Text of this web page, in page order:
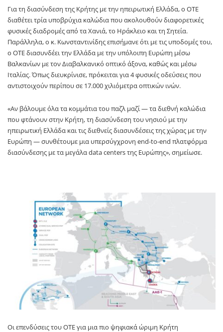
Για τη διασύνδεση της Κρήτης με την ηπειρωτική Ελλάδα, ο ΟΤΕ
διαθέτει τρία υποβρύχια καλώδια που ακολουθούν διαφορετικές
φυσικές διαδρομές από τα Χανιά, το Ηράκλειο και τη Σητεία.
Παράλληλα, ο κ. Κωνσταντινίδης επισήμανε ότι με τις υποδομές του,
ο ΟΤΕ διασυνδέει την Ελλάδα με την υπόλοιπη Ευρώπη μέσω
Βαλκανίων με τον Διαβαλκανικό οπτικό άξονα, καθώς και μέσω
Ιταλίας. Όπως διευκρίνισε, πρόκειται για 4 φυσικές οδεύσεις που
αντιστοιχούν περίπου σε 17.000 χιλιόμετρα οπτικών ινών.
«Αν βάλουμε όλα τα κομμάτια του παζλ μαζί — τα διεθνή καλώδια
που φτάνουν στην Κρήτη, τη διασύνδεση του νησιού με την
ηπειρωτική Ελλάδα και τις διεθνείς διασυνδέσεις της χώρας με την
Ευρώπη — συνθέτουμε μια υπερσύγχρονη end-to-end πλατφόρμα
διασύνδεσης με τα μεγάλα data centers της Ευρώπης», σημείωσε.
Οι επενδύσεις του ΟΤΕ για μια πιο ψηφιακά ώριμη Κρήτη